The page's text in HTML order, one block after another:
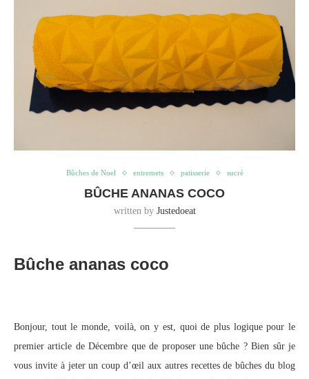
Bûches de Noel entremets patisserie sucré
BÛCHE ANANAS COCO
written by Justedoeat
Bûche ananas coco
Bonjour, tout le monde, voilà, on y est, quoi de plus logique pour le
premier article de Décembre que de proposer une bûche ? Bien sûr je
vous invite à jeter un coup d’œil aux autres recettes de bûches du blog